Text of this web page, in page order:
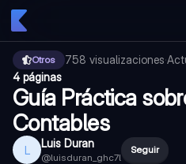
Otros 758 visualizaciones·
4 páginas
Guía Práctica
Contables
L Luis Duran
@luisduran_ghc7l
Seguir